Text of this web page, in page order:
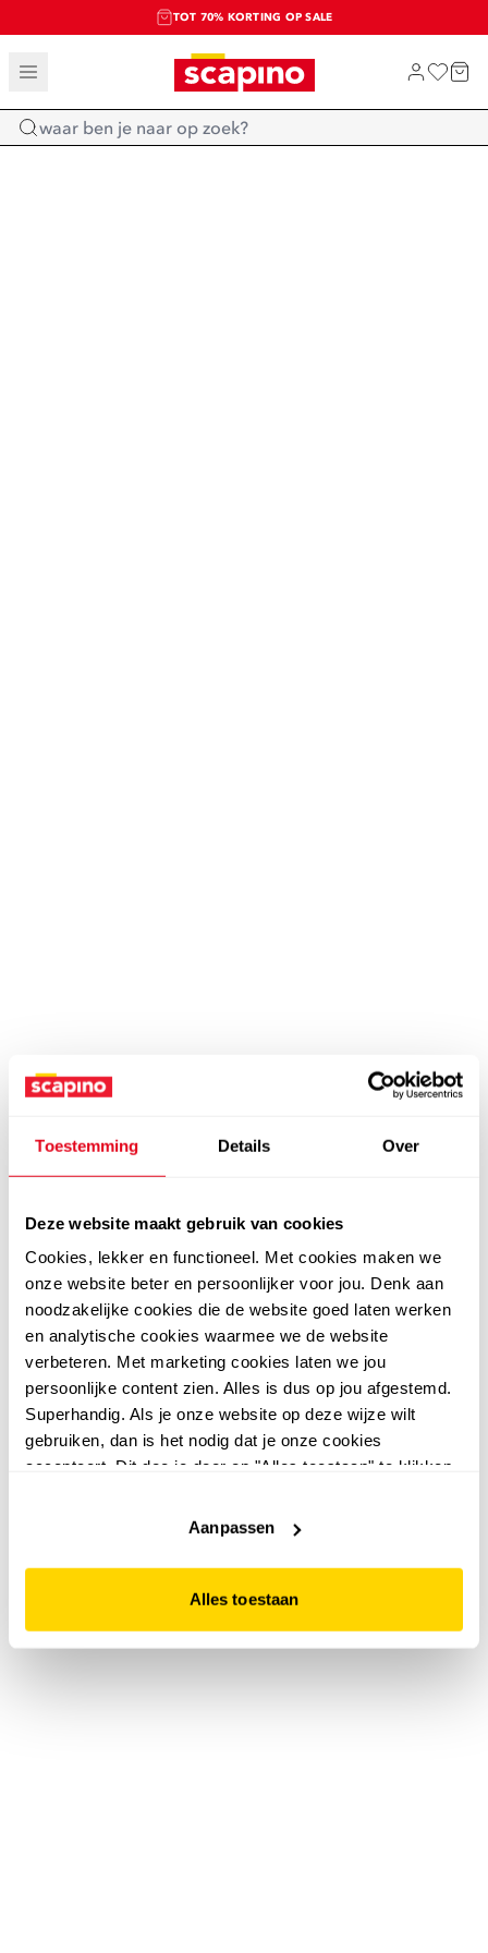
Toestemming Details Over
Deze website maakt gebruik van cookies
Cookies, lekker en functioneel. Met cookies maken we
onze website beter en persoonlijker voor jou. Denk aan
noodzakelijke cookies die de website goed laten werken
en analytische cookies waarmee we de website
verbeteren. Met marketing cookies laten we jou
persoonlijke content zien. Alles is dus op jou afgestemd.
Superhandig. Als je onze website op deze wijze wilt
gebruiken, dan is het nodig dat je onze cookies
accepteert. Dit doe je door op "Alles toestaan" te klikken.
website niet optimaal functioneert.
Aanpassen
Alles toestaan
TOT 70% KORTING OP SALE
SALE: LAATSTE KANS!
SHOP NIEUW
Home